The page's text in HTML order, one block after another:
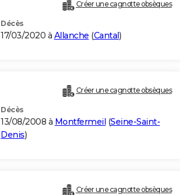
Créer une cagnotte obsèques
Décès
17/03/2020 à Allanche (Cantal)
Créer une cagnotte obsèques
Décès
13/08/2008 à Montfermeil (Seine-Saint-
Denis)
Créer une cagnotte obsèques